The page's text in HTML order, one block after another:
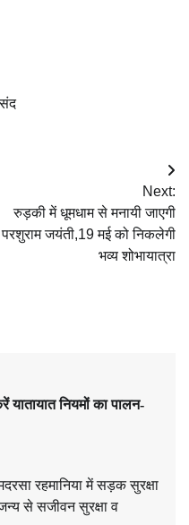
Next:
रुड़की में धूमधाम से मनायी जाएगी
परशुराम जयंती,19 मई को निकलेगी
भव्य शोभायात्रा
नियमों का पालन-
रहमानिया में सड़क सुरक्षा
से सजीवन सुरक्षा व